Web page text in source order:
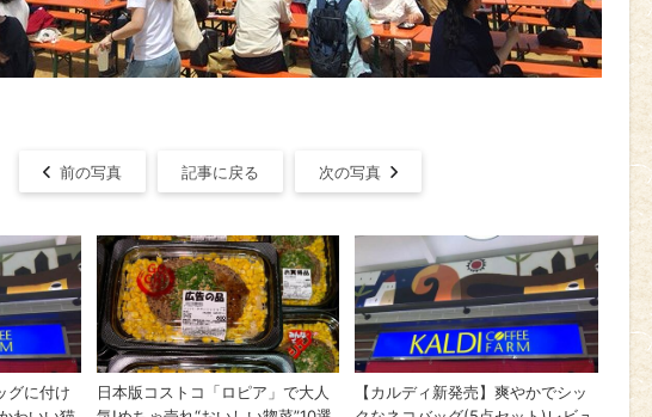
前の写真 記事に戻る 次の写真